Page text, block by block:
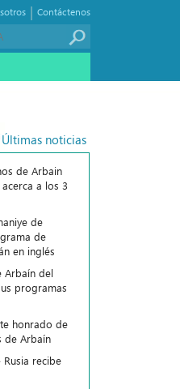
Contáctenos
|
Últimas noticias
de Arbain
a los 3
de
de
en inglés
Arbaín del
programas
honrado de
de Arbaín
recibe